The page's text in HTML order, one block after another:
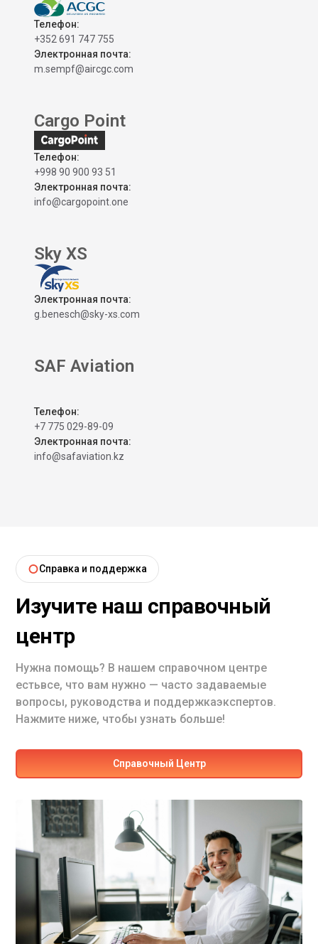
Телефон:
+352 691 747 755
Электронная почта:
m.sempf@aircgc.com
Cargo Point
Телефон:
+998 90 900 93 51
Электронная почта:
info@cargopoint.one
Sky XS
Электронная почта:
g.benesch@sky-xs.com
SAF Aviation
Телефон:
+7 775 029-89-09
Электронная почта:
info@safaviation.kz
Справка и поддержка
Изучите наш справочный
центр
Нужна помощь? В нашем справочном центре
естьвсе, что вам нужно — часто задаваемые
вопросы, руководства и поддержкаэкспертов.
Нажмите ниже, чтобы узнать больше!
Cправочный Центр